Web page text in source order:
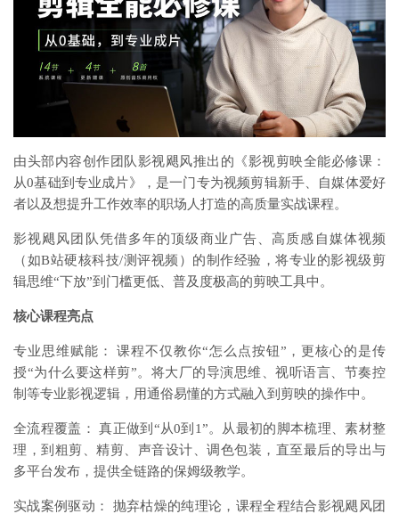
由头部内容创作团队影视飓风推出的《影视剪映全能必修课：
从0基础到专业成片》，是一门专为视频剪辑新手、自媒体爱好
者以及想提升工作效率的职场人打造的高质量实战课程。
影视飓风团队凭借多年的顶级商业广告、高质感自媒体视频
（如B站硬核科技/测评视频）的制作经验，将专业的影视级剪
辑思维“下放”到门槛更低、普及度极高的剪映工具中。
核心课程亮点
专业思维赋能： 课程不仅教你“怎么点按钮”，更核心的是传
授“为什么要这样剪”。将大厂的导演思维、视听语言、节奏控
制等专业影视逻辑，用通俗易懂的方式融入到剪映的操作中。
全流程覆盖： 真正做到“从0到1”。从最初的脚本梳理、素材整
理，到粗剪、精剪、声音设计、调色包装，直至最后的导出与
多平台发布，提供全链路的保姆级教学。
实战案例驱动： 抛弃枯燥的纯理论，课程全程结合影视飓风团